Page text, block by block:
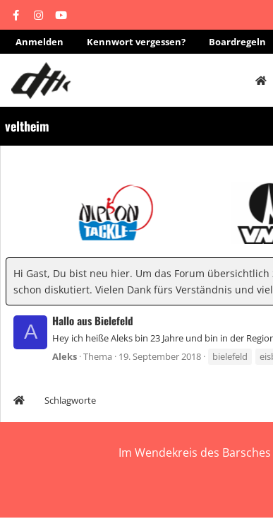
Anmelden Kennwort vergessen? Boardregeln
veltheim
Hi Gast, Du bist neu hier. Um das Forum
schon diskutiert. Vielen Dank fürs Verständnis und
A
Hallo aus Bielefeld
Hey ich heiße Aleks bin 23 Jahre und bin in der
Aleks Thema 19. September 2018 bielefeld
Schlagworte
Im Wendekreis des